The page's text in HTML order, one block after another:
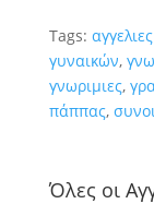
Tags:
γυναικών,
γνωριμιες,
πάππας,
Όλες οι